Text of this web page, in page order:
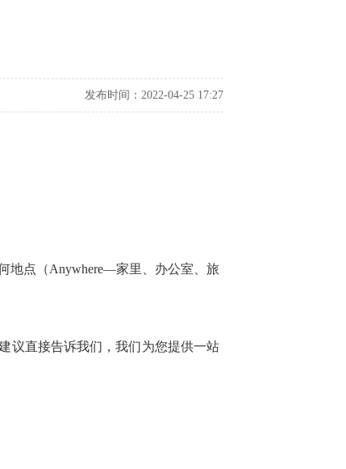
发布时间：2022-04-25 17:27
点（Anywhere—家里、办公室、旅
直接告诉我们，我们为您提供一站